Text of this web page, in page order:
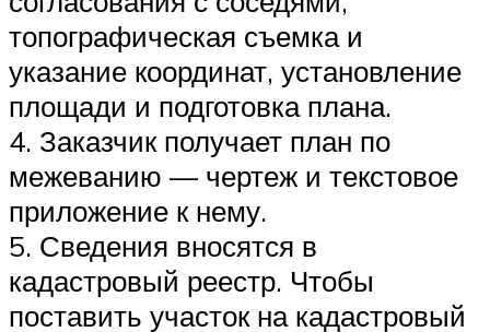
топографическая съемка и
указание координат, установление
площади и подготовка плана.
4. Заказчик получает план по
межеванию — чертеж и текстовое
приложение к нему.
5. Сведения вносятся в
кадастровый реестр. Чтобы
поставить участок на кадастровый